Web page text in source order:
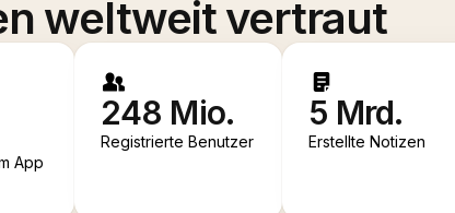
weltweit vertraut
App
248 Mio.
Registrierte Benutzer
5 Mrd.
Erstellte Notizen